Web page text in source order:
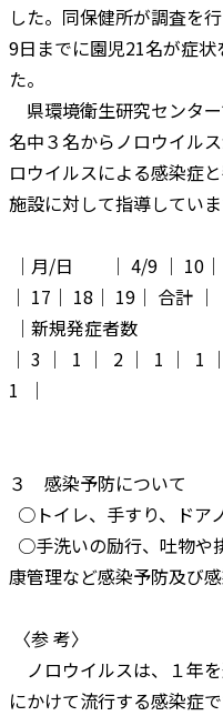
した。同保健所が調査を
9日までに園児21名が症
た。
県環境衛生研究センタ
名中３名からノロウイル
ロウイルスによる感染症
施設に対して指導していま
│月/日 │ 4/9 │ 10│
│ 17│ 18│ 19│ 合計 │
│新規発症者数
│ 3 │ 1 │ 2 │ 1 │ 1
1 │
３ 感染予防について
○トイレ、手すり、ドア
○手洗いの励行、吐物や
康管理など感染予防及び
〈参 考〉
ノロウイルスは、１年
にかけて流行する感染症